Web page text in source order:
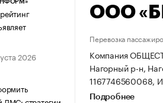
2026
ООО
Перевозка
Компания
Нагорный р-н,
1167746560068,
Подробнее